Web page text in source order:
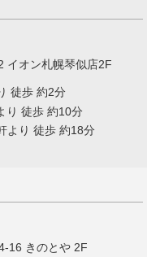
イオン札幌琴似店2F
徒歩 約2分
り 徒歩 約10分
より 徒歩 約18分
16 きのとや 2F